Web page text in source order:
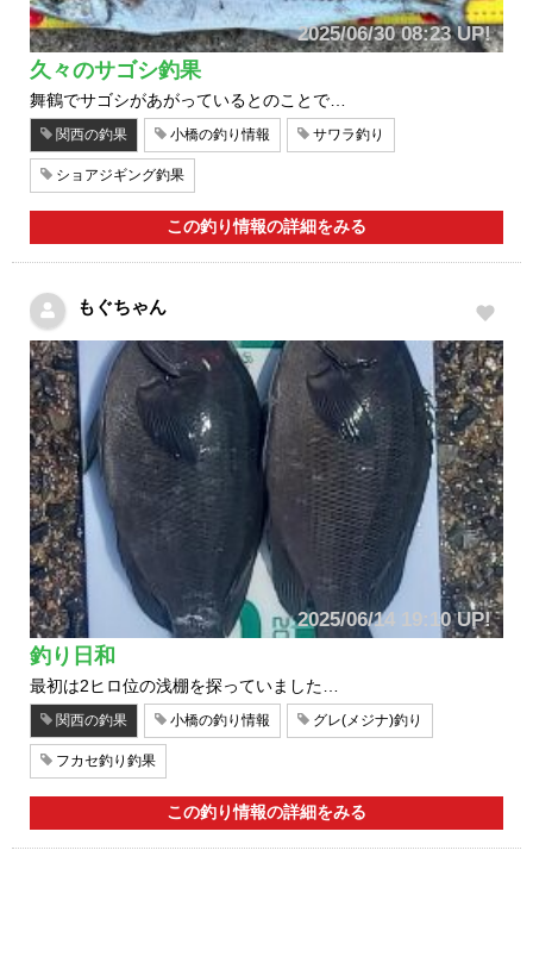
2025/06/30 08:23 UP!
久々のサゴシ釣果
舞鶴でサゴシがあがっているとのことで…
関西の釣果 小橋の釣り情報 サワラ釣り
ショアジギング釣果
この釣り情報の詳細をみる
もぐちゃん
2025/06/14 19:10 UP!
釣り日和
最初は2ヒロ位の浅棚を探っていました…
関西の釣果 小橋の釣り情報 グレ(メジナ)釣り
フカセ釣り釣果
この釣り情報の詳細をみる